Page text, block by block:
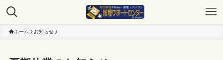
ホーム お知らせ